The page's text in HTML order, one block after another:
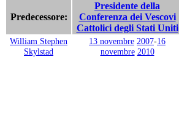
Predecessore:
Presidente della
Conferenza dei Vescovi
Cattolici degli Stati Uniti
William Stephen
Skylstad
13 novembre 2007-16
novembre 2010